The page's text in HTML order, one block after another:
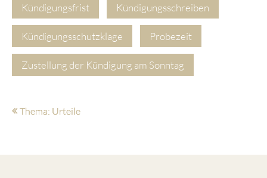
Kündigungsfrist Kündigungsschreiben
Kündigungsschutzklage Probezeit
Zustellung der Kündigung am Sonntag
Thema: Urteile